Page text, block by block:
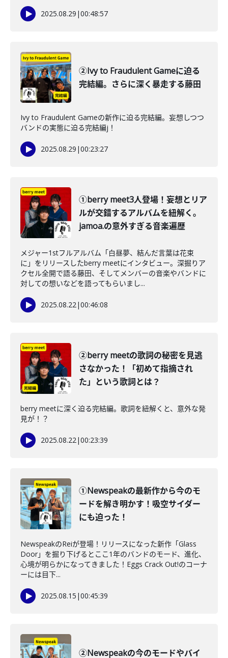
2025.08.29 |00:48:57
②Ivy to Fraudulent Gameに迫る
完結編。さらに深く暴走する藤田
Ivy to Fraudulent Gameの新作に迫る完結編。妄想しつつ
バンドの実態に迫る完結編j！
2025.08.29 |00:23:27
①berry meet3人登場！妄想とリア
ルが交錯するアルバムを紐解く。
jamoa.の意外すぎる音楽遍歴
メジャー1stフルアルバム「白昼夢、結んだ言葉は花束
に」をリリースしたberry meetにインタビュー。深掘りア
クセル全開で語る藤田、そしてメンバーの音楽やバンドに
対しての想いなどを語ってもらいまし...
2025.08.22|00:46:08
②berry meetの歌詞の秘密を見逃
さなかった！「初めて指摘され
た」という歌詞とは？
berry meetに深く迫る完結編。歌詞を紐解くと、意外な発
見が！？
2025.08.22|00:23:39
①Newspeakの最新作から今のモ
ードを解き明かす！吸空サイダー
にも迫った！
NewspeakのReiが登場！リリースになった新作「Glass
Door」を掘り下げるとここ1年のバンドのモード、進化、
心境が明らかになってきました！Eggs Crack Out!のコーナ
ーには目下...
2025.08.15 |00:45:39
②Newspeakの今のモードやバイ